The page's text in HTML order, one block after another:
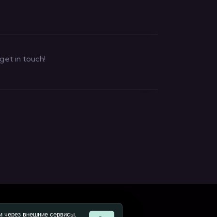
через внешние сервисы.